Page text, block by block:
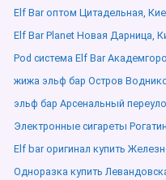
Elf Bar оптом Цитадельная,
Elf Bar Planet Новая Дарница,
Pod система Elf Bar
жижа эльф бар Остров
эльф бар Арсенальный
Электронные сигареты Рогатин
Elf bar оригинал купить
Одноразка купить